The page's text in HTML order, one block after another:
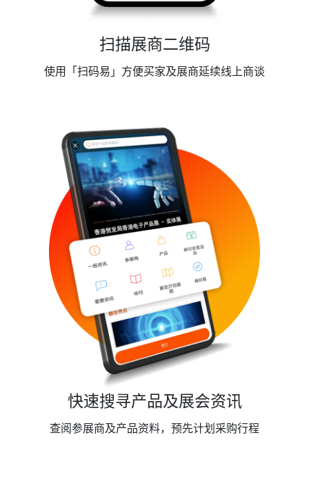
扫描展商二维码
使用「扫码易」方便买家及展商延续线上商谈
快速搜寻产品及展会资讯
查阅参展商及产品资料，预先计划采购行程